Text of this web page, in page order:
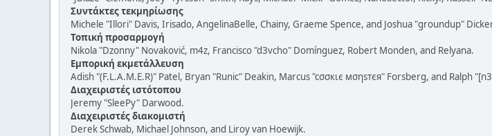
Συντάκτες τεκμηρίωσης
Michele "Illori" Davis, Irisado, AngelinaBelle, Chainy, Graeme Spence, and Joshua "groundup"
Τοπική προσαρμογή
Nikola "Dzonny" Novaković, m4z, Francisco "d3vcho" Domínguez, Robert Monden, and Relyana.
Εμπορική εκμετάλλευση
Adish "(F.L.A.M.E.R)" Patel, Bryan "Runic" Deakin, Marcus "cσσкιє мσηѕтєя" Forsberg, and Ralph
Διαχειριστές ιστότοπου
Jeremy "SleePy" Darwood.
Διαχειριστές διακομιστή
Derek Schwab, Michael Johnson, and Liroy van Hoewijk.